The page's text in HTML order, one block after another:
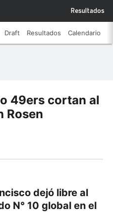
Resultados
Draft Resultados Calendario
49ers cortan al
Rosen
dejó libre al
N° 10 global en el